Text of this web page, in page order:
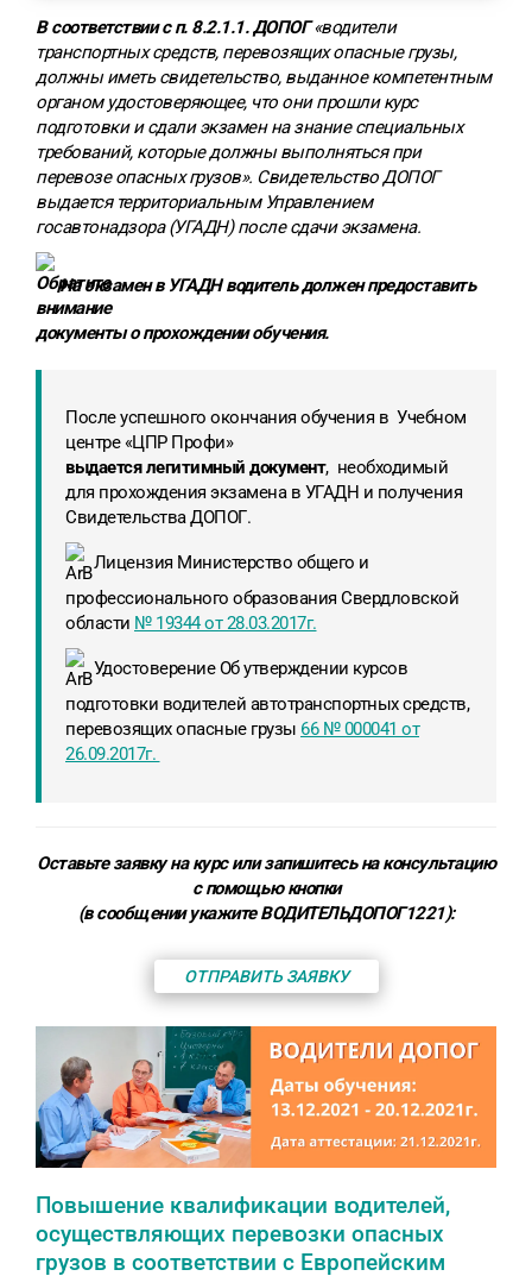
В соответствии с п. 8.2.1.1. ДОПОГ«водители
транспортных средств, перевозящих опасные грузы,
должны иметь свидетельство, выданное компетентным
органом удостоверяющее, что они прошли курс
подготовки и сдали экзамен на знание специальных
требований, которые должны выполняться при
перевозе опасных грузов». Свидетельство ДОПОГ
выдается территориальным Управлением
госавтонадзора (УГАДН) после сдачи экзамена.
На экзамен в УГАДН водитель должен предоставить
документы о прохождении обучения.
После успешного окончания обучения в Учебном
центре «ЦПР Профи»
выдается легитимный документ, необходимый
для прохождения экзамена в УГАДН и получения
Свидетельства ДОПОГ.
Лицензия Министерство общего и
профессионального образования Свердловской
области № 19344 от 28.03.2017г.
Удостоверение Об утверждении курсов
подготовки водителей автотранспортных средств,
перевозящих опасные грузы 66 № 000041 от
26.09.2017г.
Оставьте заявку на курс или запишитесь на консультацию
с помощью кнопки
(в сообщении укажите ВОДИТЕЛЬДОПОГ1221):
ОТПРАВИТЬ ЗАЯВКУ
Повышение квалификации водителей,
осуществляющих перевозки опасных
грузов в соответствии с Европейским